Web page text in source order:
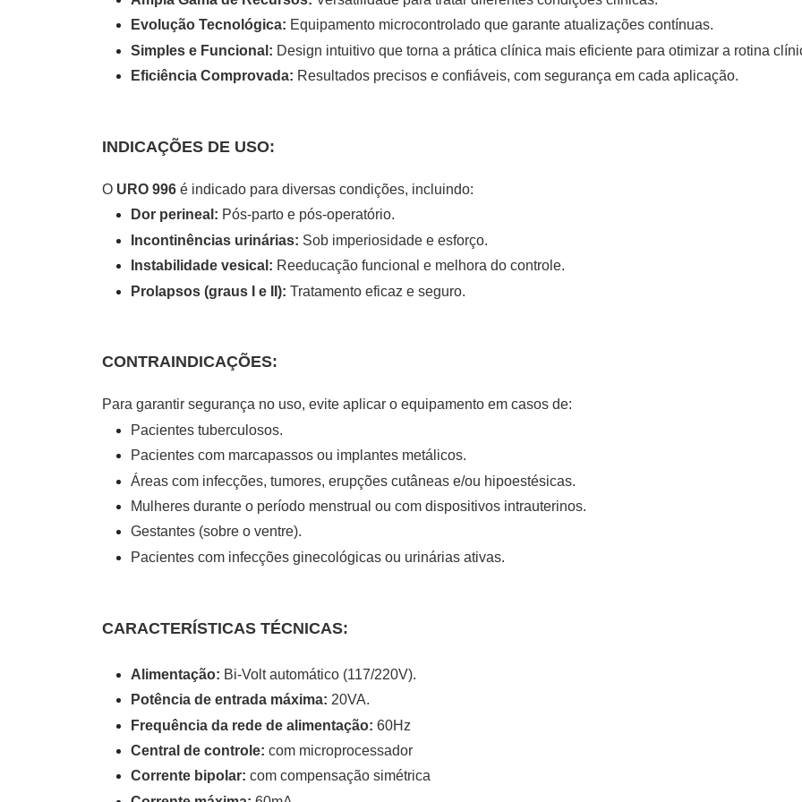
Evolução Tecnológica: Equipamento microcontrolado que garante atualizações contínuas.
Simples e Funcional: Design intuitivo que torna a prática clínica mais eficiente para otimizar a rotina
Eficiência Comprovada: Resultados precisos e confiáveis, com segurança em cada aplicação.
INDICAÇÕES DE USO:
O URO 996 é indicado para diversas condições, incluindo:
Dor perineal: Pós-parto e pós-operatório.
Incontinências urinárias: Sob imperiosidade e esforço.
Instabilidade vesical: Reeducação funcional e melhora do controle.
Prolapsos (graus I e II): Tratamento eficaz e seguro.
CONTRAINDICAÇÕES:
Para garantir segurança no uso, evite aplicar o equipamento em casos de:
Pacientes tuberculosos.
Pacientes com marcapassos ou implantes metálicos.
Áreas com infecções, tumores, erupções cutâneas e/ou hipoestésicas.
Mulheres durante o período menstrual ou com dispositivos intrauterinos.
Gestantes (sobre o ventre).
Pacientes com infecções ginecológicas ou urinárias ativas.
CARACTERÍSTICAS TÉCNICAS:
Alimentação: Bi-Volt automático (117/220V).
Potência de entrada máxima: 20VA.
Frequência da rede de alimentação: 60Hz
Central de controle: com microprocessador
Corrente bipolar: com compensação simétrica